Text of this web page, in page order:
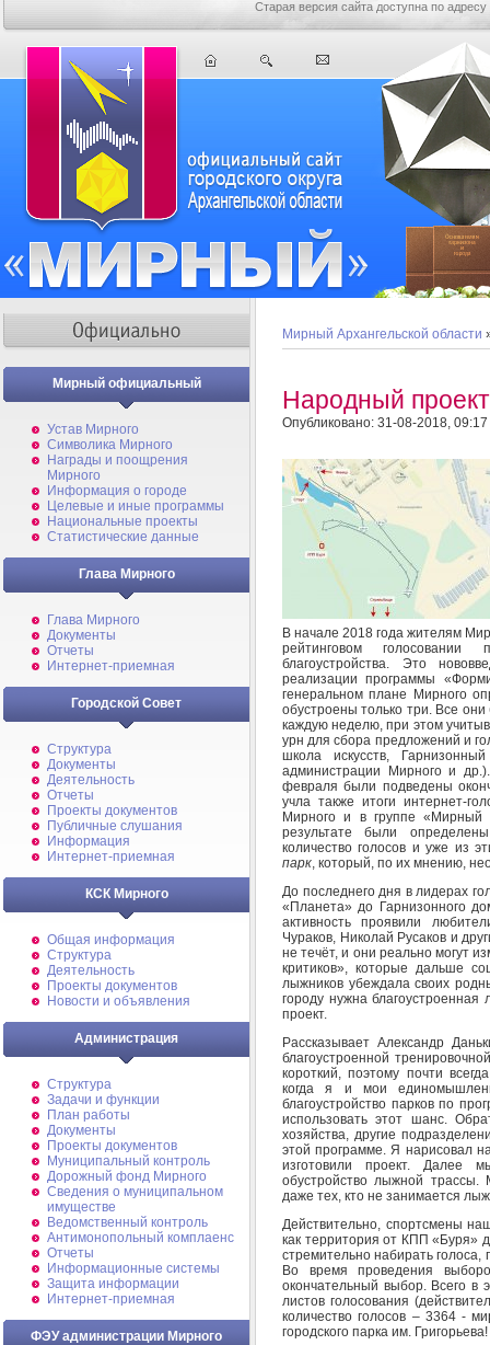
Старая версия сайта доступна по адресу
Мирный официальный
Устав Мирного
Символика Мирного
Награды и поощрения
Мирного
Информация о городе
Целевые и иные программы
Национальные проекты
Статистические данные
Глава Мирного
Глава Мирного
Документы
Отчеты
Интернет-приемная
Городской Совет
Структура
Документы
Деятельность
Отчеты
Проекты документов
Публичные слушания
Информация
Интернет-приемная
КСК Мирного
Общая информация
Структура
Деятельность
Проекты документов
Новости и объявления
Администрация
Структура
Задачи и функции
План работы
Документы
Проекты документов
Муниципальный контроль
Дорожный фонд Мирного
Cведения о муниципальном
имуществе
Ведомственный контроль
Антимонопольный комплаенс
Отчеты
Информационные системы
Защита информации
Интернет-приемная
ФЭУ администрации Мирного
Мирный Архангельской области
Народный проект
Опубликовано: 31-08-2018, 09:17
В начале 2018 года жителям
рейтинговом
благоустройства. Это
реализации программы
генеральном плане Мирного
обустроены только три. Все
каждую неделю, при этом
урн для сбора предложений и
школа искусств,
администрации Мирного и
февраля были подведены
учла также итоги интернет-
Мирного и в группе «Мирный
результате были
количество голосов и уже из
парк, который, по их мнению,
До последнего дня в лидерах
«Планета» до Гарнизонного
активность проявили
Чураков, Николай Русаков и
не течёт, и они реально могут
критиков», которые дальше
лыжников убеждала своих
городу нужна
проект.
Рассказывает Александр
благоустроенной
короткий, поэтому почти
когда я и мои
благоустройство парков по
использовать этот шанс.
хозяйства, другие
этой программе. Я нарисовал
изготовили проект. Далее
обустройство лыжной
даже тех, кто не занимается
Действительно, спортсмены
как территория от КПП «Буря»
стремительно набирать голоса,
Во время проведения
окончательный выбор. Всего
листов голосования
количество голосов – 3364 -
городского парка им. Григорьева!